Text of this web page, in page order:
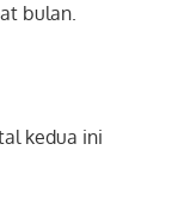
bulan.
kedua ini